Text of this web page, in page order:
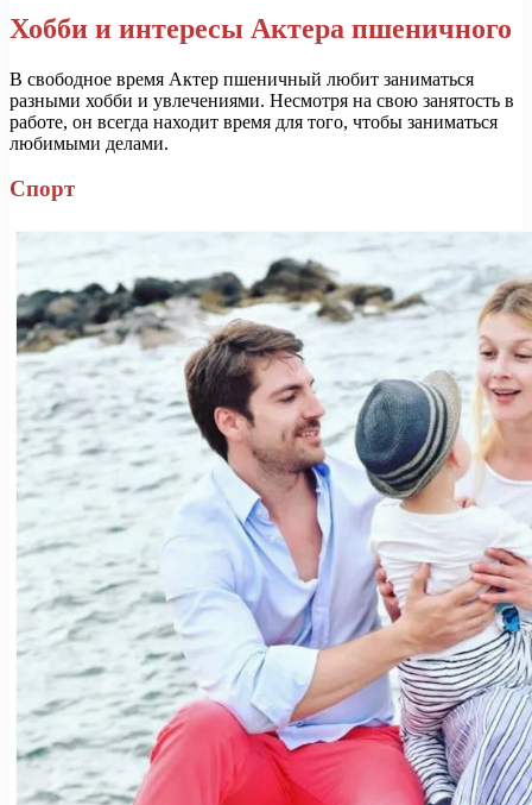
Хобби и интересы Актера пшеничного
В свободное время Актер пшеничный любит заниматься
разными хобби и увлечениями. Несмотря на свою занятость в
работе, он всегда находит время для того, чтобы заниматься
любимыми делами.
Спорт